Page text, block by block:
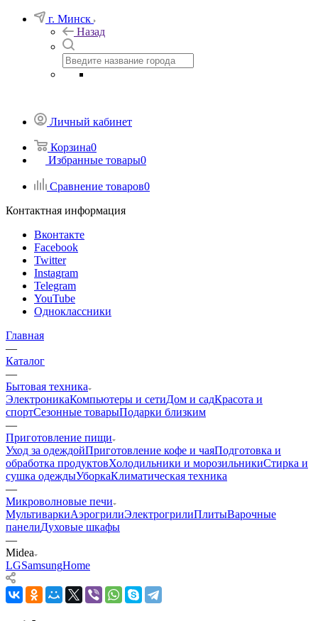
г. Минск
Назад
Личный кабинет
Корзина0
Избранные товары0
Сравнение товаров0
Контактная информация
Вконтакте
Facebook
Twitter
Instagram
Telegram
YouTube
Одноклассники
Главная
—
Каталог
—
Бытовая техника
ЭлектроникаКомпьютеры и сетиДом и садКрасота и
спортСезонные товарыПодарки близким
—
Приготовление пищи
Уход за одеждойПриготовление кофе и чаяПодготовка и
обработка продуктовХолодильники и морозильникиСтирка и
сушка одеждыУборкаКлиматическая техника
—
Микроволновые печи
МультиваркиАэрогрилиЭлектрогрилиПлитыВарочные
панелиДуховые шкафы
—
Midea
LGSamsungHome